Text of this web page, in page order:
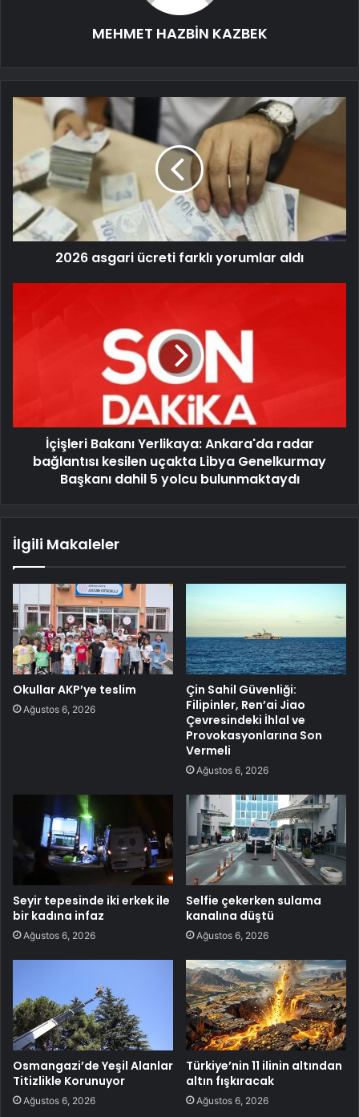
MEHMET HAZBİN KAZBEK
2026 asgari ücreti farklı yorumlar aldı
İçişleri Bakanı Yerlikaya: Ankara'da radar
bağlantısı kesilen uçakta Libya Genelkurmay
Başkanı dahil 5 yolcu bulunmaktaydı
İlgili Makaleler
Okullar AKP’ye teslim
Ağustos 6, 2026
Çin Sahil Güvenliği:
Filipinler, Ren’ai Jiao
Çevresindeki İhlal ve
Provokasyonlarına Son
Vermeli
Ağustos 6, 2026
Seyir tepesinde iki erkek ile
bir kadına infaz
Ağustos 6, 2026
Selfie çekerken sulama
kanalına düştü
Ağustos 6, 2026
Osmangazi’de Yeşil Alanlar
Titizlikle Korunuyor
Ağustos 6, 2026
Türkiye’nin 11 ilinin altından
altın fışkıracak
Ağustos 6, 2026